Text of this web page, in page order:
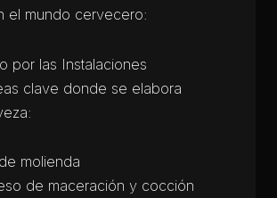
el mundo cervecero:
por las Instalaciones
clave donde se elabora
molienda
de maceración y cocción